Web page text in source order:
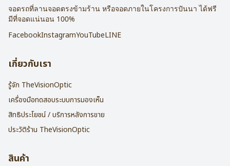
จอดรถที่ลานจอดตรงข้ามร้าน หรือจอดภายในโครงการปันนา ได้ฟรี
มีที่จอดแน่นอน 100%
FacebookInstagramYouTubeLINE
เกี่ยวกับเรา
รู้จัก TheVisionOptic
เครื่องมือทดสอบระบบการมองเห็น
สิทธิประโยชน์ / บริการหลังการขาย
ประวัติร้าน TheVisionOptic
สินค้า